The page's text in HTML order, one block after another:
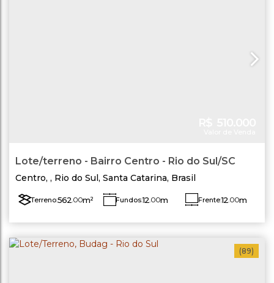
Lote/terreno - Bairro Centro - Rio do Sul/SC
Centro , Rio do Sul, Santa Catarina, Brasil
Terreno:562 .00m² Fundos:12.00m Frente:12 .00m
(89)